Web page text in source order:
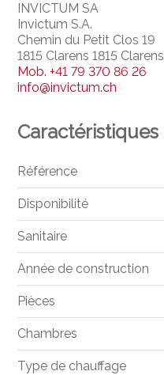
INVICTUM SA
Invictum S.A.
Chemin du Petit Clos 19
1815 Clarens 1815 Clarens
Mob.+41 79 370 86 26
info@invictum.ch
Caractéristiques
Référence
Disponibilité
Sanitaire
Année de construction
Pièces
Chambres
Type de chauffage